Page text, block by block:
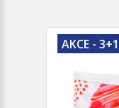
AKCE -